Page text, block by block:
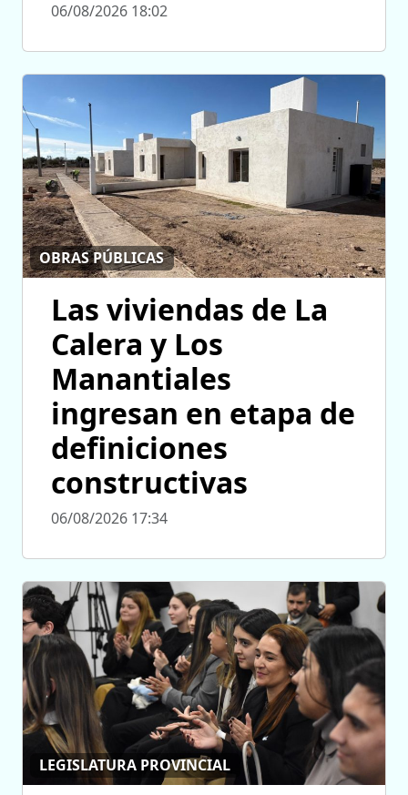
06/08/2026 18:02
OBRAS PÚBLICAS
Las viviendas de La
Calera y Los
Manantiales
ingresan en etapa de
definiciones
constructivas
06/08/2026 17:34
LEGISLATURA PROVINCIAL